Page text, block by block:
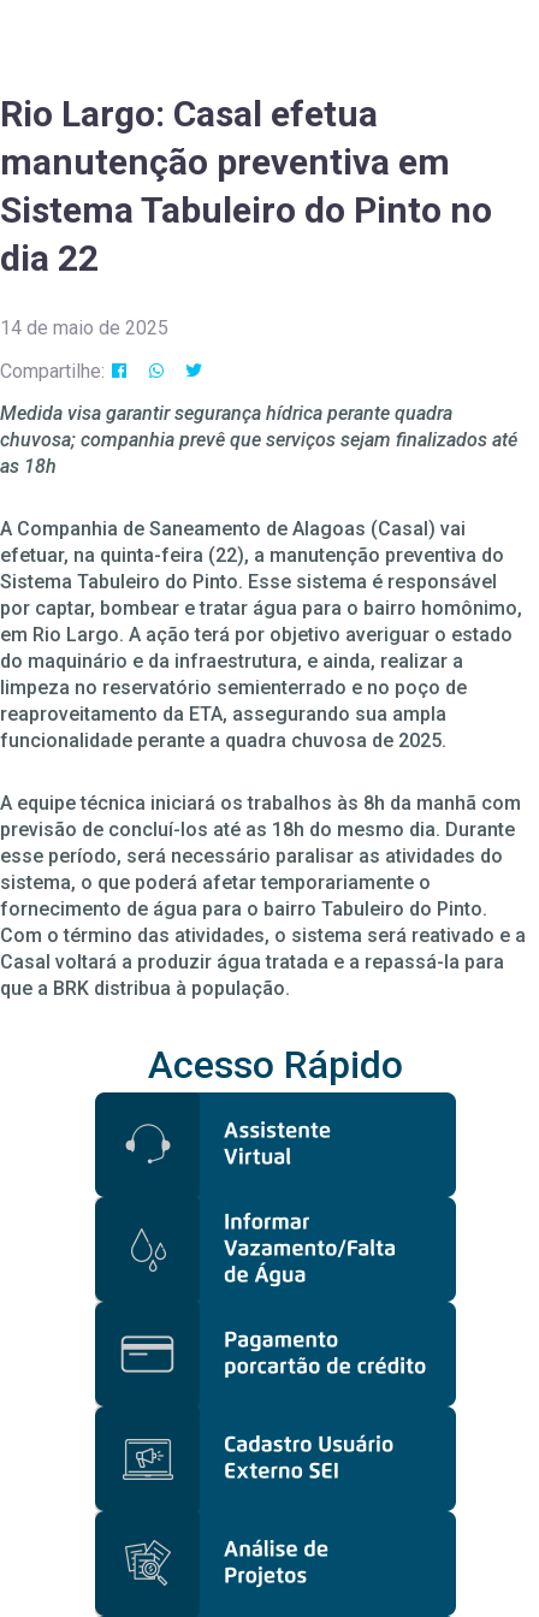
Rio Largo: Casal efetua
manutenção preventiva em
Sistema Tabuleiro do Pinto no
dia 22
14 de maio de 2025
Compartilhe:
Medida visa garantir segurança hídrica perante quadra
chuvosa; companhia prevê que serviços sejam finalizados até
as 18h
A Companhia de Saneamento de Alagoas (Casal) vai
efetuar, na quinta-feira (22), a manutenção preventiva do
Sistema Tabuleiro do Pinto. Esse sistema é responsável
por captar, bombear e tratar água para o bairro homônimo,
em Rio Largo. A ação terá por objetivo averiguar o estado
do maquinário e da infraestrutura, e ainda, realizar a
limpeza no reservatório semienterrado e no poço de
reaproveitamento da ETA, assegurando sua ampla
funcionalidade perante a quadra chuvosa de 2025.
A equipe técnica iniciará os trabalhos às 8h da manhã com
previsão de concluí-los até as 18h do mesmo dia. Durante
esse período, será necessário paralisar as atividades do
sistema, o que poderá afetar temporariamente o
fornecimento de água para o bairro Tabuleiro do Pinto.
Com o término das atividades, o sistema será reativado e a
Casal voltará a produzir água tratada e a repassá-la para
que a BRK distribua à população.
Acesso Rápido